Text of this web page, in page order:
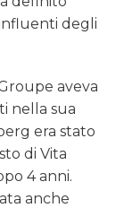
degli
aveva
nella sua
era stato
di Vita
4 anni.
anche